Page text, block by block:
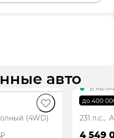
авто
(4WD)
до 400
В
GS8 GT
231 л.с.,
4 549